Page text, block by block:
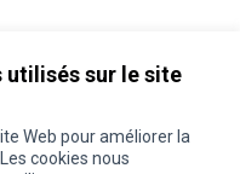
sur le site
Web pour améliorer la
cookies nous